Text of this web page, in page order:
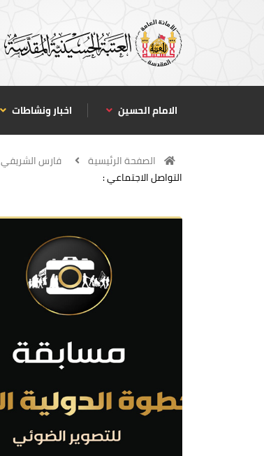
الامام الحسين اخبار ونشاطات
الصفحة الرئيسية
فارس الشريفي
التواصل الاجتماعي :